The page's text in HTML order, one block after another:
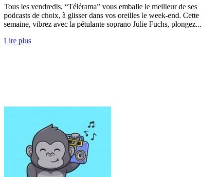
Tous les vendredis, “Télérama” vous emballe le meilleur de ses
podcasts de choix, à glisser dans vos oreilles le week-end. Cette
semaine, vibrez avec la pétulante soprano Julie Fuchs, plongez...
Lire plus